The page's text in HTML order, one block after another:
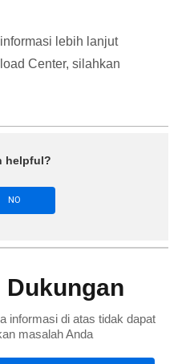
lebih lanjut
Center, silahkan
helpful?
NO
Dukungan
informasi di atas tidak dapat
masalah Anda